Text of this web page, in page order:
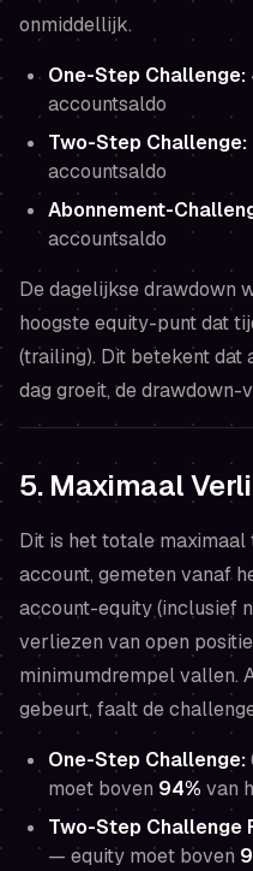
onmiddellijk.
One-Step Challenge:
accountsaldo
Two-Step Challenge:
accountsaldo
Abonnement-
accountsaldo
De dagelijkse drawdown
hoogste equity-punt dat
(trailing). Dit betekent dat
dag groeit, de drawdown-
5. Maximaal
Dit is het totale
account, gemeten vanaf
account-equity (inclusief
verliezen van open
minimumdrempel vallen.
gebeurt, faalt de
One-Step Challenge:
moet boven 94% van
Two-Step Challenge
— equity moet boven